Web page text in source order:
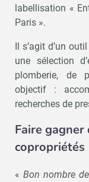
labellisation «
Paris ».
Il s’agit d’un
une sélection
plomberie, de
objectif :
recherches de
Faire
copropriétés
«Bon nombre